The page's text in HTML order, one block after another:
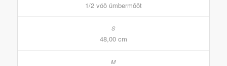
1/2 vöö ümbermõõt
48,00 cm